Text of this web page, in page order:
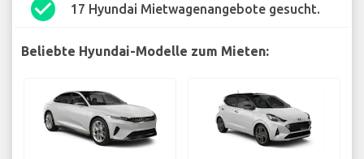
check_circle 17 Hyundai Mietwagenangebote gesucht.
Beliebte Hyundai-Modelle zum Mieten: